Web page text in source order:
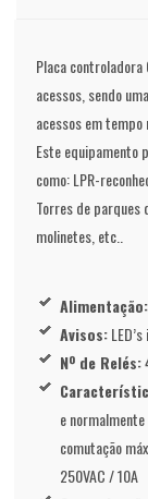
Placa
acessos, sendo
acessos em tempo
Este equipamento
como: LPR-
Torres de parques
molinetes, etc..
Alimentação:
Avisos:
Nº de Relés:
e
comutação
250VAC / 10A